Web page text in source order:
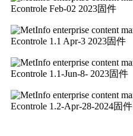
Econtrole Feb-02 2023固件
Econtrole 1.1 Apr-3 2023固件
Econtrole 1.1-Jun-8- 2023固件
Econtrole 1.2-Apr-28-2024固件